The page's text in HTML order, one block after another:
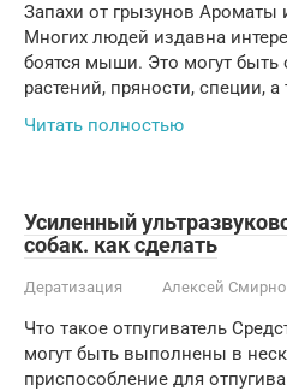
Запахи от грызунов
Многих людей издавна
боятся мыши. Это могут быть
растений, пряности, специи,
Читать полностью
Усиленный
собак. как сделать
Дератизация Алексей
Что такое отпугиватель
могут быть выполнены в
приспособление для